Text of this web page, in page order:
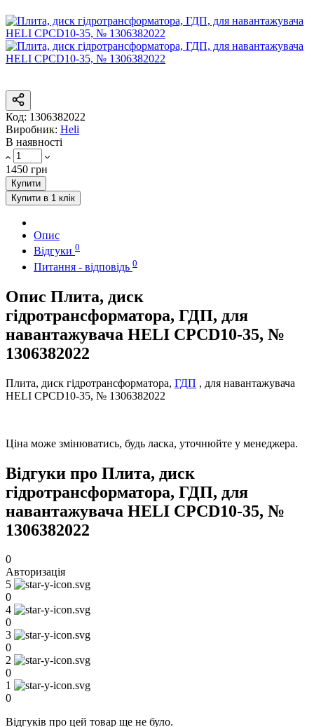
Код: 1306382022
Виробник: Heli
В наявності
1450 грн
Купити
Купити в 1 клік
Опис
Відгуки 0
Питання - відповідь 0
Опис Плита, диск
гідротрансформатора, ГДП, для
навантажувача HELI CPCD10-35, №
1306382022
Плита, диск гідротрансформатора, ГДП , для навантажувача
HELI CPCD10-35, № 1306382022
Ціна може змінюватись, будь ласка, уточнюйте у менеджера.
Відгуки про Плита, диск
гідротрансформатора, ГДП, для
навантажувача HELI CPCD10-35, №
1306382022
0
Авторизація
5
0
4
0
3
0
2
0
1
0
Відгуків про цей товар ще не було.